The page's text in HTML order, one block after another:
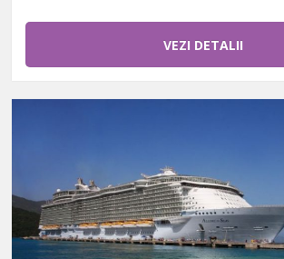
VEZI DETALII